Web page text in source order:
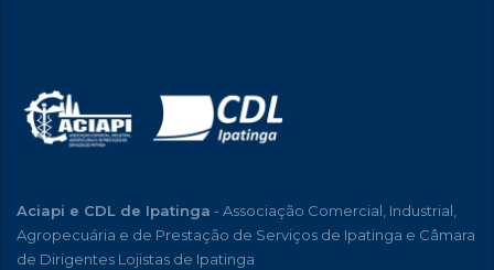
Aciapi e CDL de Ipatinga - Associação Comercial, Industrial,
Agropecuária e de Prestação de Serviços de Ipatinga e Câmara
de Dirigentes Lojistas de Ipatinga